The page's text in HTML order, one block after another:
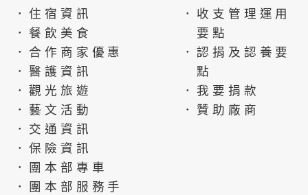
．住宿資訊
．餐飲美食
．合作商家優惠
．醫護資訊
．觀光旅遊
．藝文活動
．交通資訊
．保險資訊
．團本部專車
．團本部服務手
．收支管理運用
要點
．認捐及認養要
點
．我要捐款
．贊助廠商